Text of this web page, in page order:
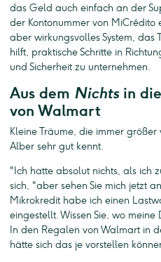
das Geld auch einfach an der
der Kontonummer von MiCrédito
aber wirkungsvolles System, das
hilft, praktische Schritte in
und Sicherheit zu unternehmen.
Aus dem Nichtsin
von Walmart
Kleine Träume, die immer
Alber sehr gut kennt.
"Ich hatte absolut nichts, als ich
sich, "aber sehen Sie mich jetzt
Mikrokredit habe ich einen
eingestellt. Wissen Sie, wo
In den Regalen von Walmart in
hätte sich das je vorstellen